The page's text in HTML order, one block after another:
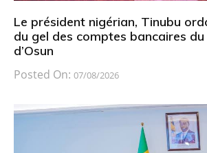
Le président nigérian, Tinubu
du gel des comptes bancaires
d’Osun
Posted On: 07/08/2026